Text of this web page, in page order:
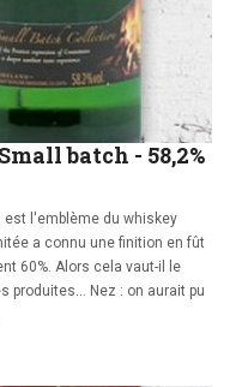
batch - 58,2%
est l'emblème du whiskey
a connu une finition en fût
60%. Alors cela vaut-il le
produites... Nez : on aurait pu